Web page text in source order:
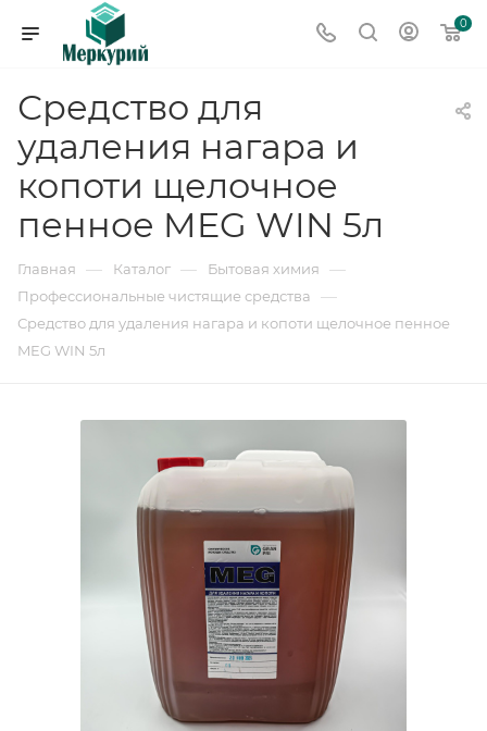
0
Средство для
удаления нагара и
копоти щелочное
пенное MEG WIN 5л
Главная — Каталог — Бытовая химия —
Профессиональные чистящие средства —
Средство для удаления нагара и копоти щелочное пенное
MEG WIN 5л